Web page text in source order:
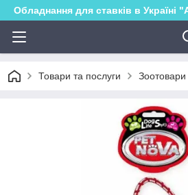
Обладнання для ставків в Україні
Товари та послуги